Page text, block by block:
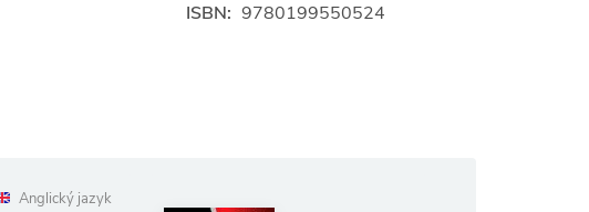
ISBN: 9780199550524
Anglický jazyk